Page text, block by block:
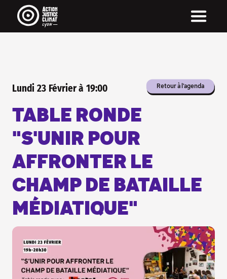
sociaux, sans algorithme qui décide pour toi !
INSCRIS-TOI À NOTRE
NEWSLETTER
Lundi 23 Février à 19:00 Retour à l'agenda
TABLE RONDE
"S'UNIR POUR
AFFRONTER LE
CHAMP DE BATAILLE
MÉDIATIQUE"